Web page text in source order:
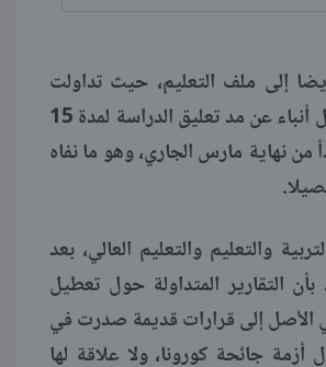
إلى ملف التعليم، حيث تداولت
صفحات التواصل أنباء عن مد تعليق الدراسة لمدة 15
من نهاية مارس الجاري، وهو ما نفاه
والتعليم والتعليم العالي، بعد
بأن التقارير المتداولة حول تعطيل
الأصل إلى قرارات قديمة صدرت في
خلال أزمة جائحة كورونا، ولا علاقة لها